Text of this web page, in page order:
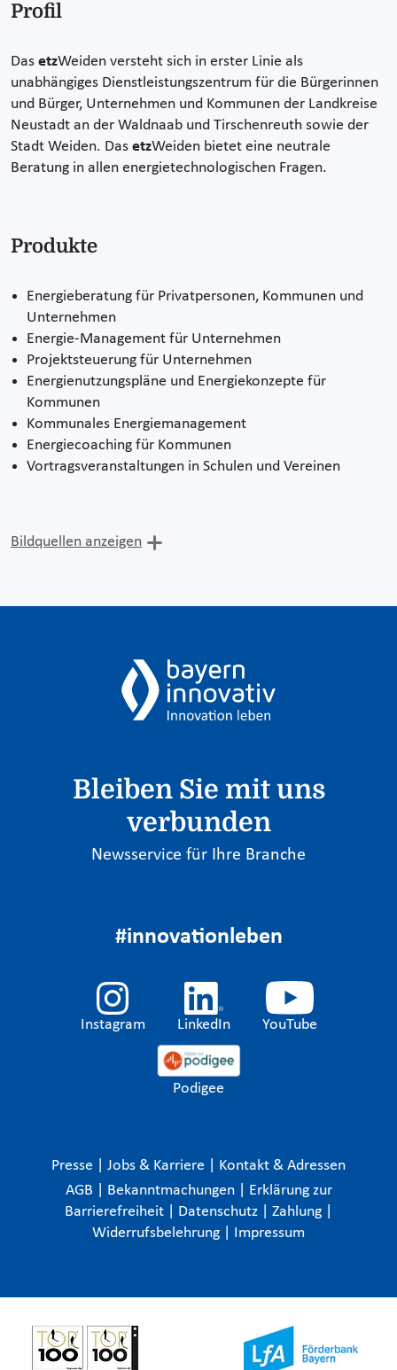
Profil
Das etzWeiden versteht sich in erster Linie als
unabhängiges Dienstleistungszentrum für die Bürgerinnen
und Bürger, Unternehmen und Kommunen der Landkreise
Neustadt an der Waldnaab und Tirschenreuth sowie der
Stadt Weiden. Das etzWeiden bietet eine neutrale
Beratung in allen energietechnologischen Fragen.
Produkte
Energieberatung für Privatpersonen, Kommunen und
Unternehmen
Energie-Management für Unternehmen
Projektsteuerung für Unternehmen
Energienutzungspläne und Energiekonzepte für
Kommunen
Kommunales Energiemanagement
Energiecoaching für Kommunen
Vortragsveranstaltungen in Schulen und Vereinen
Bildquellen anzeigen
Bleiben Sie mit uns
verbunden
Newsservice für Ihre Branche
#innovationleben
Instagram LinkedIn YouTube
Podigee
Presse Jobs & Karriere
Kontakt & Adressen
AGB
Bekanntmachungen
Erklärung zur
Barrierefreiheit
Datenschutz Zahlung
Widerrufsbelehrung
Impressum